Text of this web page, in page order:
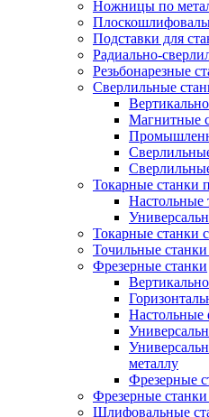
Ножницы по
Подставки для
Радиально-
Резьбонарезные
Сверлильные
Магнитные
Токарные станки
Настольные
Токарные станки
Точильные
Фрезерные станки
Настольные
металлу
Фрезерные
Фрезерные
Шлифовальные